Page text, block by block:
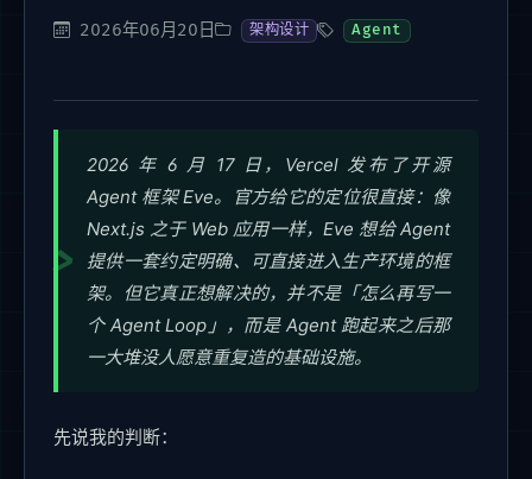
2026年06月20日 架构设计 Agent
2026 年 6 月 17 日，Vercel 发布了开源
Agent 框架 Eve。官方给它的定位很直接：像
Next.js 之于 Web 应用一样，Eve 想给 Agent
提供一套约定明确、可直接进入生产环境的框
架。但它真正想解决的，并不是「怎么再写一
个 Agent Loop」，而是 Agent 跑起来之后那
一大堆没人愿意重复造的基础设施。
先说我的判断：